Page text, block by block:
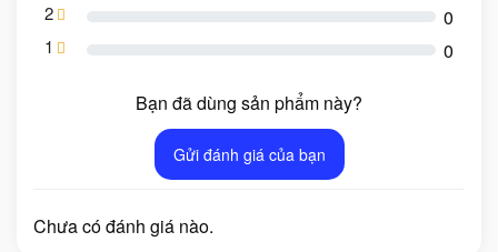
2 0
1 0
Bạn đã dùng sản phẩm này?
Gửi đánh giá của bạn
Chưa có đánh giá nào.